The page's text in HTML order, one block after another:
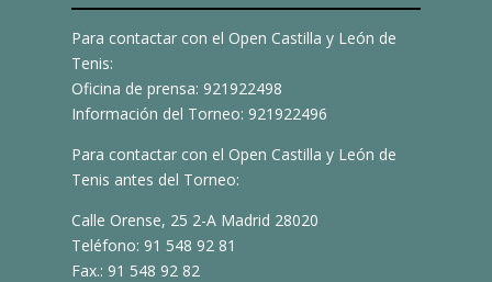
Para contactar con el Open Castilla y León de
Tenis:
Oficina de prensa: 921922498
Información del Torneo: 921922496
Para contactar con el Open Castilla y León de
Tenis antes del Torneo:
Calle Orense, 25 2-A Madrid 28020
Teléfono: 91 548 92 81
Fax.: 91 548 92 82